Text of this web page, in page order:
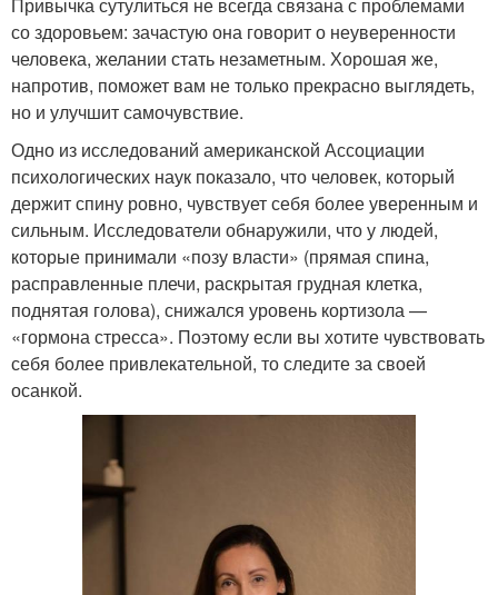
Привычка сутулиться не всегда связана с проблемами
со здоровьем: зачастую она говорит о неуверенности
человека, желании стать незаметным. Хорошая же,
напротив, поможет вам не только прекрасно выглядеть,
но и улучшит самочувствие.
Одно из исследований американской Ассоциации
психологических наук показало, что человек, который
держит спину ровно, чувствует себя более уверенным и
сильным. Исследователи обнаружили, что у людей,
которые принимали «позу власти» (прямая спина,
расправленные плечи, раскрытая грудная клетка,
поднятая голова), снижался уровень кортизола —
«гормона стресса». Поэтому если вы хотите чувствовать
себя более привлекательной, то следите за своей
осанкой.